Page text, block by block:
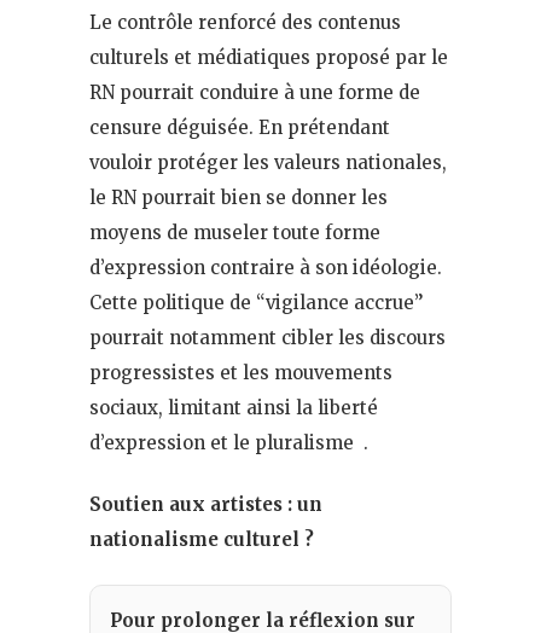
Le contrôle renforcé des contenus
culturels et médiatiques proposé par le
RN pourrait conduire à une forme de
censure déguisée. En prétendant
vouloir protéger les valeurs nationales,
le RN pourrait bien se donner les
moyens de museler toute forme
d’expression contraire à son idéologie.
Cette politique de “vigilance accrue”
pourrait notamment cibler les discours
progressistes et les mouvements
sociaux, limitant ainsi la liberté
d’expression et le pluralisme .
Soutien aux artistes : un
nationalisme culturel ?
Pour prolonger la réflexion sur